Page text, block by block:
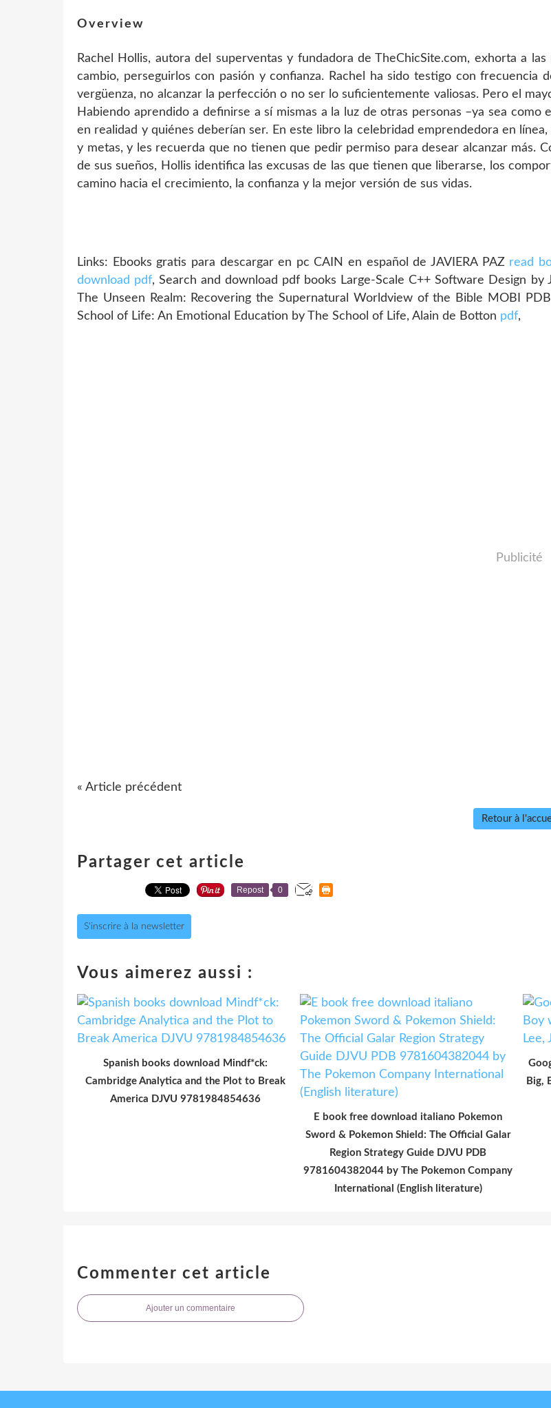
Overview
Rachel Hollis, autora del superventas y fundadora de TheChicSite.com, exhorta a
cambio, perseguirlos con pasión y confianza. Rachel ha sido testigo con
vergüenza, no alcanzar la perfección o no ser lo suficientemente valiosas. Pero el
Habiendo aprendido a definirse a sí mismas a la luz de otras personas –ya sea
en realidad y quiénes deberían ser. En este libro la celebridad emprendedora en
y metas, y les recuerda que no tienen que pedir permiso para desear alcanzar más.
de sus sueños, Hollis identifica las excusas de las que tienen que liberarse, los
camino hacia el crecimiento, la confianza y la mejor versión de sus vidas.
Links: Ebooks gratis para descargar en pc CAIN en español de JAVIERA PAZ read
download pdf, Search and download pdf books Large-Scale C++ Software Design by
The Unseen Realm: Recovering the Supernatural Worldview of the Bible MOBI
School of Life: An Emotional Education by The School of Life, Alain de Botton pdf,
Publicité
« Article précédent
Retour à
Partager cet article
Repost 0
S'inscrire à la newsletter
Vous aimerez aussi :
Spanish books download Mindf*ck:
Cambridge Analytica and the Plot to Break
America DJVU 9781984854636
E book free download italiano Pokemon
Sword & Pokemon Shield: The Official Galar
Region Strategy Guide DJVU PDB
9781604382044 by The Pokemon Company
International (English literature)
Big,
Commenter cet article
Ajouter un commentaire